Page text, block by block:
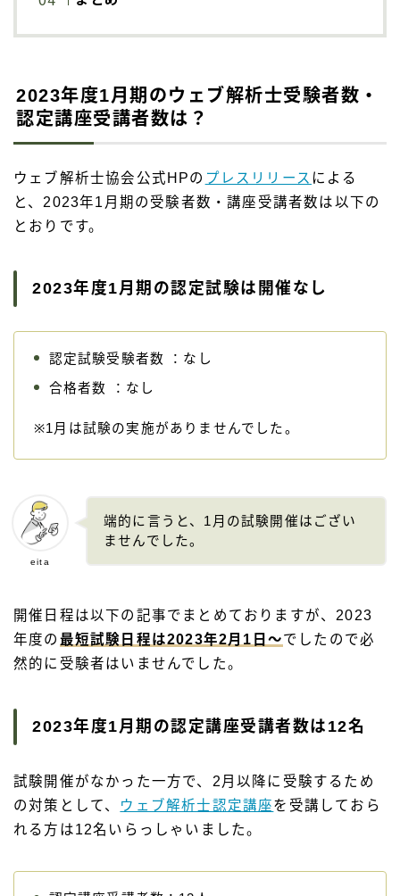
2023年度1月期のウェブ解析士受験者数・
認定講座受講者数は？
ウェブ解析士協会公式HPの プレスリリース による
と、2023年1月期の受験者数・講座受講者数は以下の
とおりです。
2023年度1月期の認定試験は開催なし
認定試験受験者数 ：なし
合格者数 ：なし
※1月は試験の実施がありませんでした。
eita
端的に言うと、1月の試験開催はござい
ませんでした。
開催日程は以下の記事でまとめておりますが、2023
年度の 最短試験日程は2023年2月1日～でしたので必
然的に受験者はいませんでした。
2023年度1月期の認定講座受講者数は12名
試験開催がなかった一方で、2月以降に受験するため
の対策として、 ウェブ解析士認定講座を受講しておら
れる方は12名いらっしゃいました。